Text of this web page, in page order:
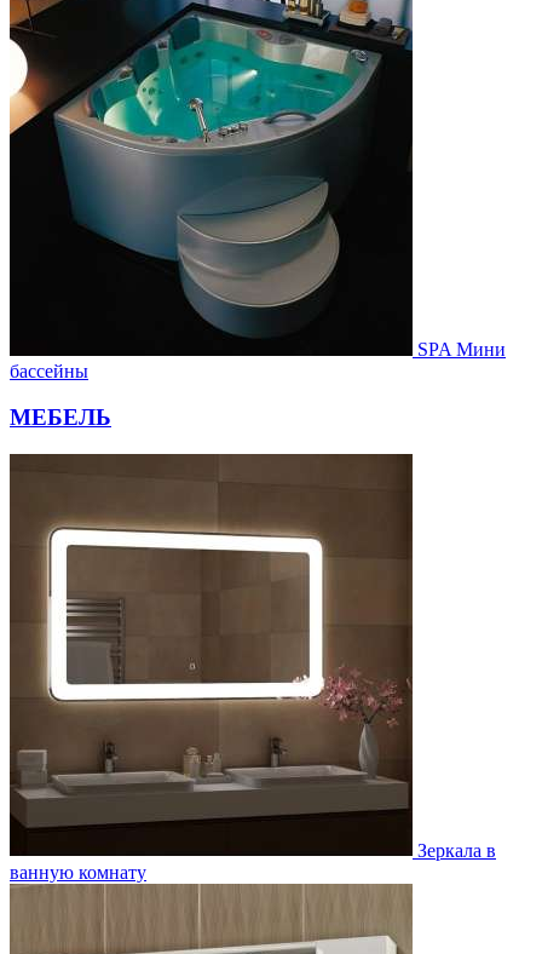
SPA Мини
бассейны
МЕБЕЛЬ
Зеркала в
ванную комнату